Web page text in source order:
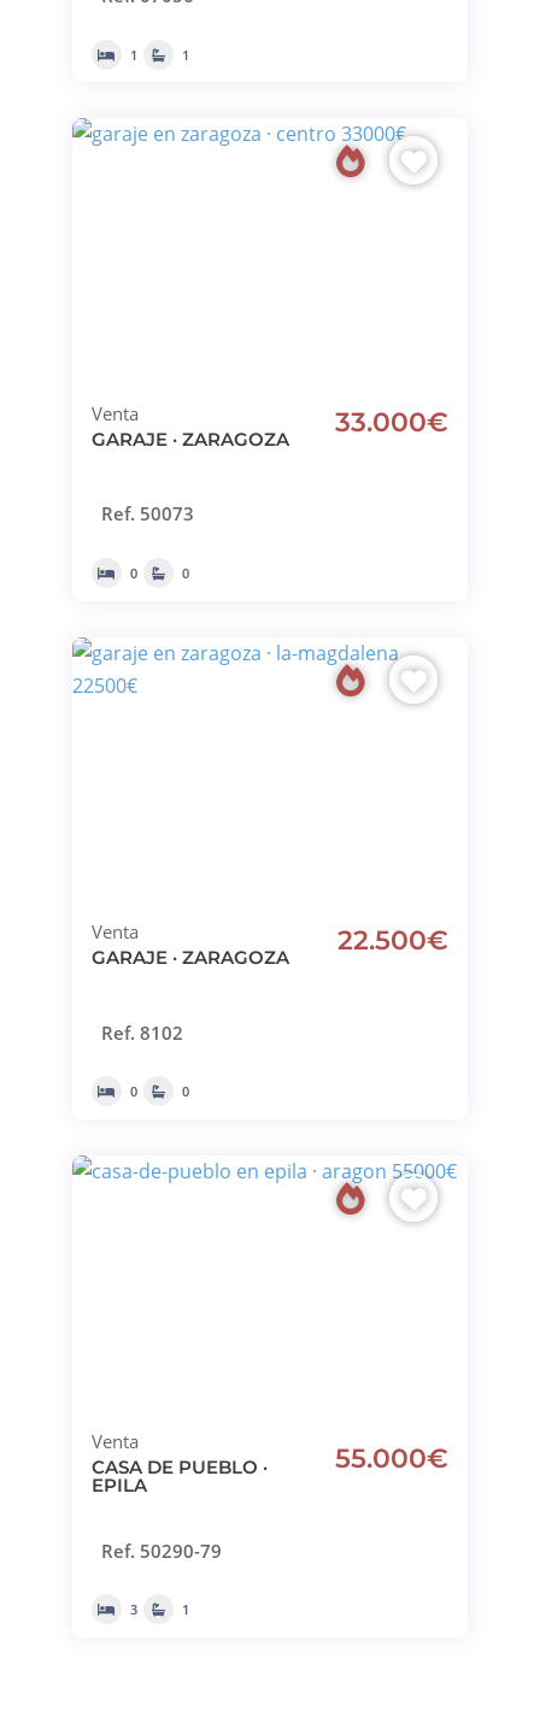
1 1
Venta
GARAJE · ZARAGOZA
33.000€
Ref. 50073
0 0
Venta
GARAJE · ZARAGOZA
22.500€
Ref. 8102
0 0
Venta
CASA DE PUEBLO ·
EPILA
55.000€
Ref. 50290-79
3 1